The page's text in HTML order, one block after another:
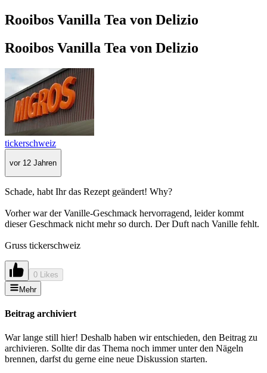
Rooibos Vanilla Tea von Delizio
Rooibos Vanilla Tea von Delizio
tickerschweiz
vor 12 Jahren
Schade, habt Ihr das Rezept geändert! Why?
Vorher war der Vanille-Geschmack hervorragend, leider kommt
dieser Geschmack nicht mehr so durch. Der Duft nach Vanille fehlt.
Gruss tickerschweiz
0 Likes
Mehr
Beitrag archiviert
War lange still hier! Deshalb haben wir entschieden, den Beitrag zu
archivieren. Sollte dir das Thema noch immer unter den Nägeln
brennen, darfst du gerne eine neue Diskussion starten.